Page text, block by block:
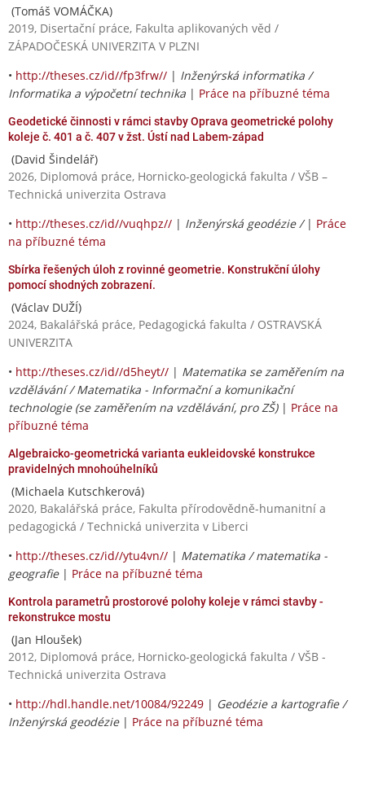
(Tomáš VOMÁČKA)
2019, Disertační práce, Fakulta aplikovaných věd /
ZÁPADOČESKÁ UNIVERZITA V PLZNI
• http://theses.cz/id//fp3frw// | Inženýrská informatika /
Informatika a výpočetní technika | Práce na příbuzné téma
Geodetické činnosti v rámci stavby Oprava geometrické polohy
koleje č. 401 a č. 407 v žst. Ústí nad Labem-západ
(David Šindelář)
2026, Diplomová práce, Hornicko-geologická fakulta / VŠB –
Technická univerzita Ostrava
• http://theses.cz/id//vuqhpz// | Inženýrská geodézie / | Práce
na příbuzné téma
Sbírka řešených úloh z rovinné geometrie. Konstrukční úlohy
pomocí shodných zobrazení.
(Václav DUŽÍ)
2024, Bakalářská práce, Pedagogická fakulta / OSTRAVSKÁ
UNIVERZITA
• http://theses.cz/id//d5heyt// | Matematika se zaměřením na
vzdělávání / Matematika - Informační a komunikační
technologie (se zaměřením na vzdělávání, pro ZŠ)| Práce na
příbuzné téma
Algebraicko-geometrická varianta eukleidovské konstrukce
pravidelných mnohoúhelníků
(Michaela Kutschkerová)
2020, Bakalářská práce, Fakulta přírodovědně-humanitní a
pedagogická / Technická univerzita v Liberci
• http://theses.cz/id//ytu4vn// | Matematika / matematika -
geografie| Práce na příbuzné téma
Kontrola parametrů prostorové polohy koleje v rámci stavby -
rekonstrukce mostu
(Jan Hloušek)
2012, Diplomová práce, Hornicko-geologická fakulta / VŠB -
Technická univerzita Ostrava
• http://hdl.handle.net/10084/92249 | Geodézie a kartografie /
Inženýrská geodézie| Práce na příbuzné téma